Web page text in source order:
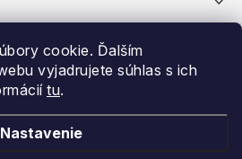
cookie. Ďalším
vyjadrujete súhlas s ich
tu.
Nastavenieosobných údajov
Lyžiarok v Nitre